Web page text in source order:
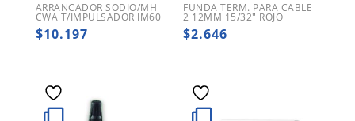
ARRANCADOR SODIO/MH
CWA T/IMPULSADOR IM60
$10.197
FUNDA TERM. PARA CABLE
2 12MM 15/32″ ROJO
$2.646